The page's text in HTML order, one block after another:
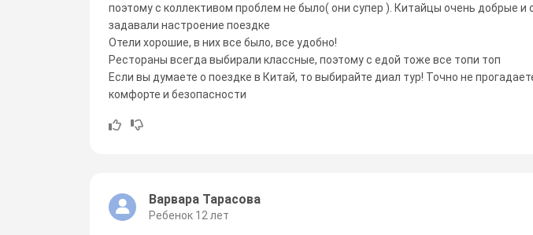
поэтому с коллективом проблем не было( они супер ). Китайцы очень добрые
задавали настроение поездке
Отели хорошие, в них все было, все удобно!
Рестораны всегда выбирали классные, поэтому с едой тоже все топи топ
Если вы думаете о поездке в Китай, то выбирайте диал тур! Точно не
комфорте и безопасности
Варвара Тарасова
Ребенок 12 лет